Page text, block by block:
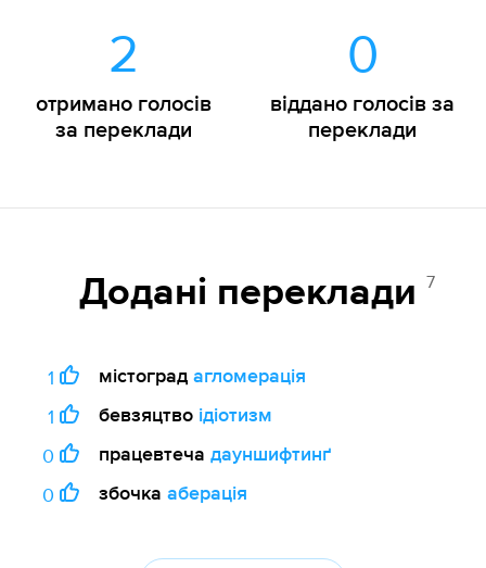
2
отримано голосів
за переклади
0
віддано голосів за
переклади
Додані переклади 7
1 містоград агломерація
1
бевзяцтво ідіотизм
0
працевтеча дауншифтинґ
0
збочка аберація